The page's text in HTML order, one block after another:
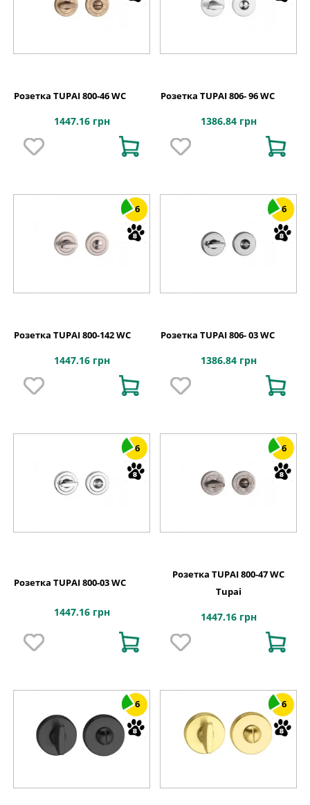
Розетка TUPAI 800-46 WC
1447.16 грн
Розетка TUPAI 806- 96 WC
1386.84 грн
6
Розетка TUPAI 800-142 WC
1447.16 грн
6
Розетка TUPAI 806- 03 WC
1386.84 грн
6
Розетка TUPAI 800-03 WC
1447.16 грн
6
Розетка TUPAI 800-47 WC
Tupai
1447.16 грн
6 6